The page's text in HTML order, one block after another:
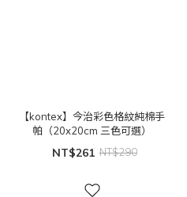
【kontex】今治彩色格紋純棉手
帕（20x20cm 三色可選）
NT$261 NT$290